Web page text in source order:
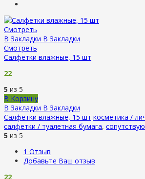
Смотреть
В Закладки В Закладки
Смотреть
Салфетки влажные, 15 шт
22
5 из 5
В Корзину
В Закладки В Закладки
Салфетки влажные, 15 шт косметика /
салфетки / туалетная бумага,
5 из 5
1 Отзыв
Добавьте Ваш отзыв
22